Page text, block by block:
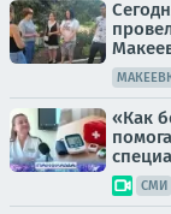
«Как
СМИ